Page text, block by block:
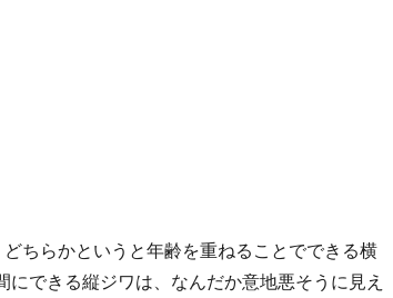
ちらかというと年齢を重ねることでできる横
できる縦ジワは、なんだか意地悪そうに見え